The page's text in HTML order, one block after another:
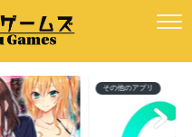
その他のアプリ